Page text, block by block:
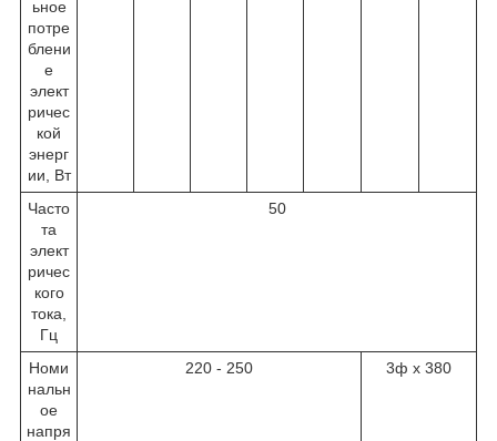
ьное
потре
блени
е
элект
ричес
кой
энерг
ии, Вт
Часто
та
элект
ричес
кого
тока,
Гц
50
Номи
нальн
ое
напря
220 - 250 3ф х 380